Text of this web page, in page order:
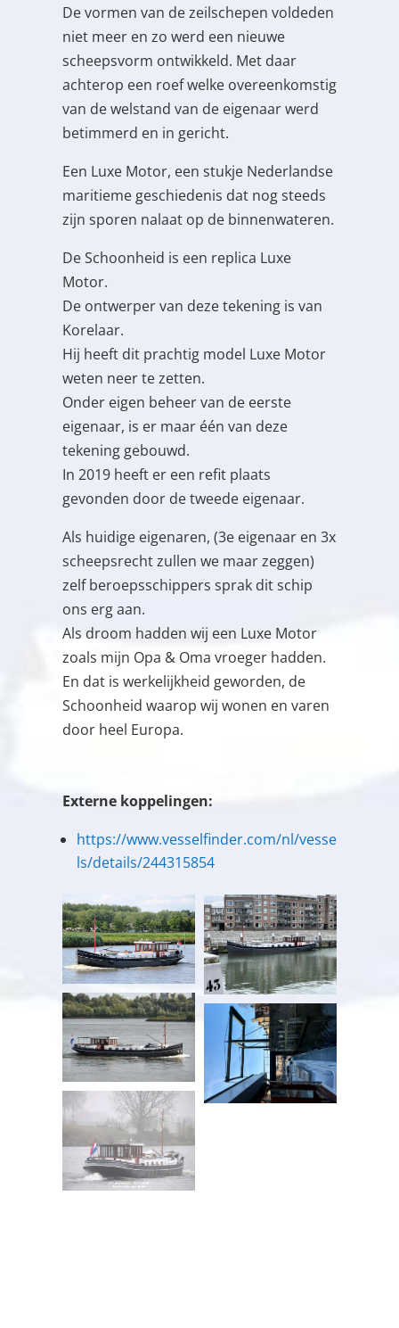
De vormen van de zeilschepen voldeden
niet meer en zo werd een nieuwe
scheepsvorm ontwikkeld. Met daar
achterop een roef welke overeenkomstig
van de welstand van de eigenaar werd
betimmerd en in gericht.
Een Luxe Motor, een stukje Nederlandse
maritieme geschiedenis dat nog steeds
zijn sporen nalaat op de binnenwateren.
De Schoonheid is een replica Luxe
Motor.
De ontwerper van deze tekening is van
Korelaar.
Hij heeft dit prachtig model Luxe Motor
weten neer te zetten.
Onder eigen beheer van de eerste
eigenaar, is er maar één van deze
tekening gebouwd.
In 2019 heeft er een refit plaats
gevonden door de tweede eigenaar.
Als huidige eigenaren, (3e eigenaar en 3x
scheepsrecht zullen we maar zeggen)
zelf beroepsschippers sprak dit schip
ons erg aan.
Als droom hadden wij een Luxe Motor
zoals mijn Opa & Oma vroeger hadden.
En dat is werkelijkheid geworden, de
Schoonheid waarop wij wonen en varen
door heel Europa.
Externe koppelingen:
https://www.vesselfinder.com/nl/vesse
ls/details/244315854